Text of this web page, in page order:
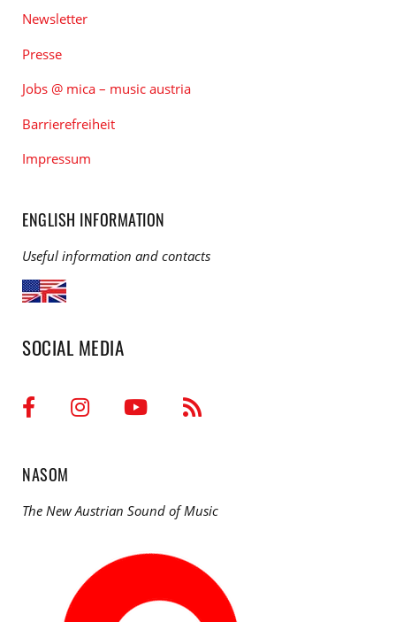
Newsletter
Presse
Jobs @ mica – music austria
Barrierefreiheit
Impressum
ENGLISH INFORMATION
Useful information and contacts
SOCIAL MEDIA
NASOM
The New Austrian Sound of Music